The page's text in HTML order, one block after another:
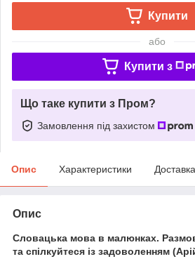
Купити
або
Купити з
Що таке купити з Пром?
Замовлення під захистом
Опис Характеристики Доставка
Опис
Словацька мова в малюнках.
та спілкуйтеся із задоволенням